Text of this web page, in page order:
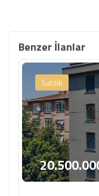
Benzer İlanlar
Satılık